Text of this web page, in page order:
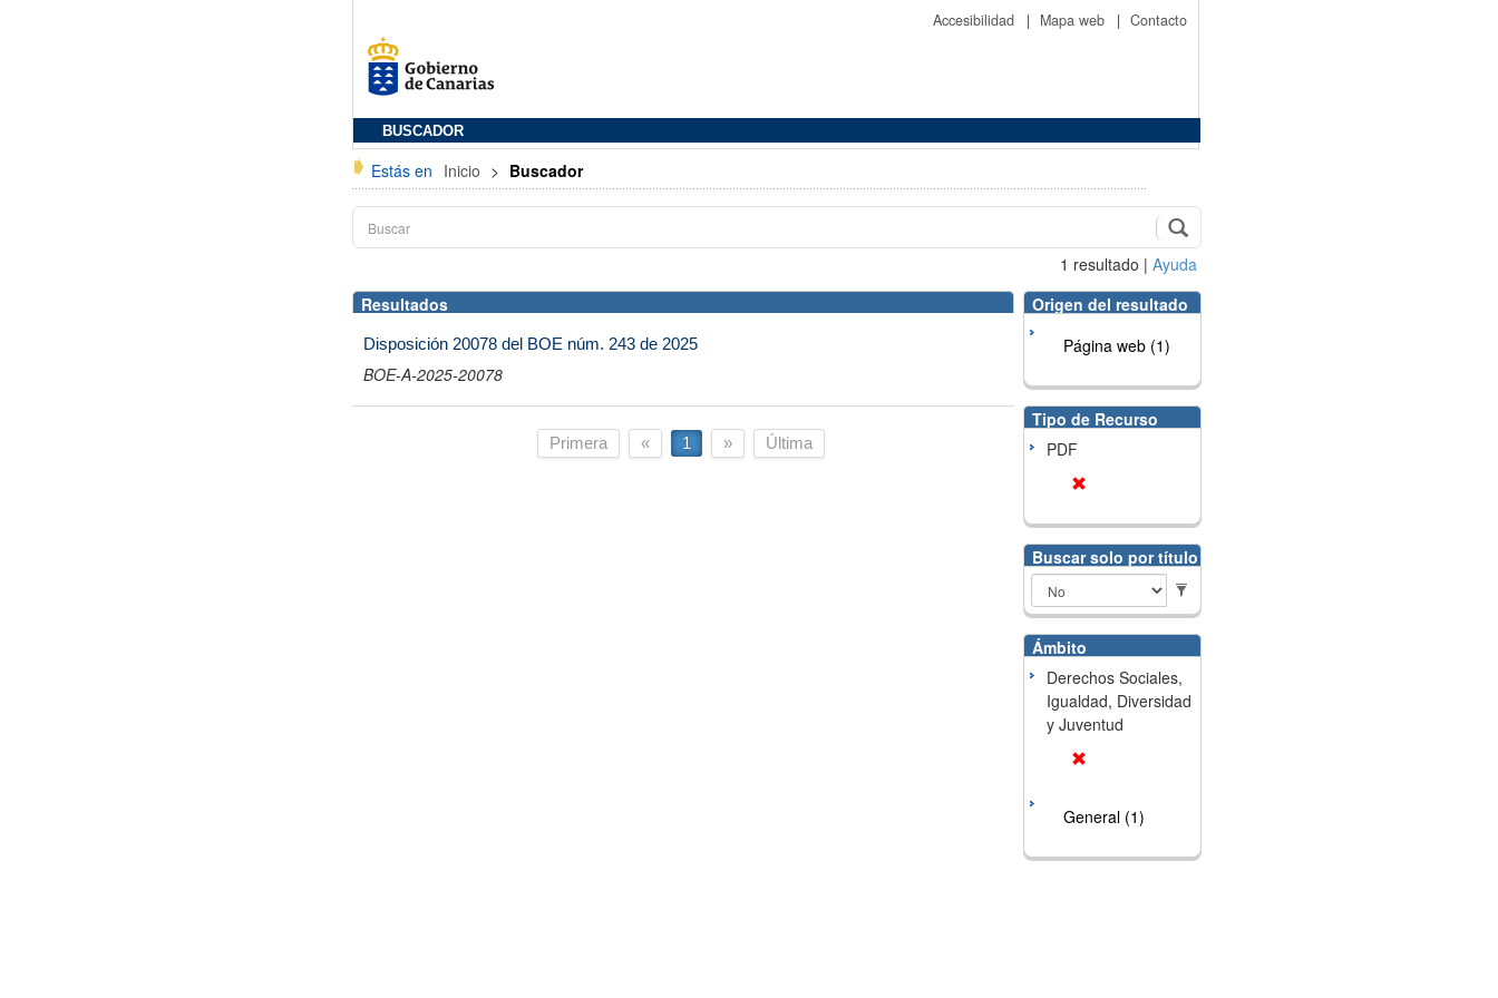
Accesibilidad | Mapa web | Contacto
BUSCADOR
Estás en Inicio > Buscador
1 resultado | Ayuda
Resultados
Disposición 20078 del BOE núm. 243 de 2025
BOE-A-2025-20078
Primera « 1 » Última
Origen del resultado
Página web (1)
Tipo de Recurso
PDF
Buscar solo por título
Ámbito
Derechos Sociales,
Igualdad, Diversidad
y Juventud
General (1)